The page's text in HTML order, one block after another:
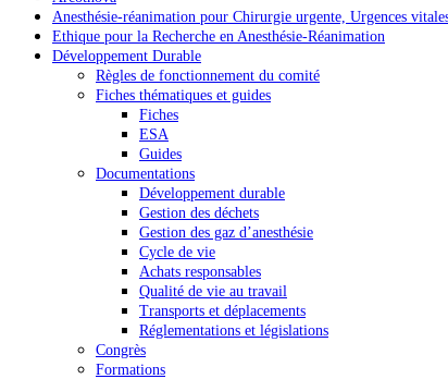
Anesthésie-réanimation pour Chirurgie urgente, Urgences
Ethique pour la Recherche en Anesthésie-Réanimation
Développement Durable
Règles de fonctionnement du comité
Fiches thématiques et guides
Fiches
ESA
Guides
Documentations
Développement durable
Gestion des déchets
Gestion des gaz d’anesthésie
Cycle de vie
Achats responsables
Qualité de vie au travail
Transports et déplacements
Réglementations et législations
Congrès
Formations